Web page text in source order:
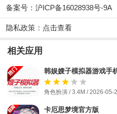
备案号：沪ICP备16028938号-9A
隐私政策： 点击查看
相关应用
韩娱嫂子模拟器游戏手
角色扮演 / 3.4M / 2026-05-
卡厄思梦境官方版